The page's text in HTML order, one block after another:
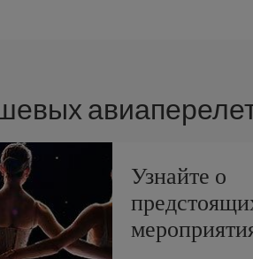
Узнайте о